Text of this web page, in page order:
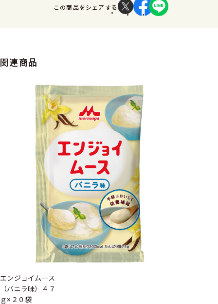
この商品をシェアする
関連商品
エンジョイムース
（バニラ味）４７
ｇ×２０袋